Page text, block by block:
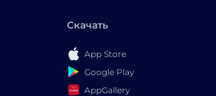
Скачать
App Store
Google Play
AppGallery